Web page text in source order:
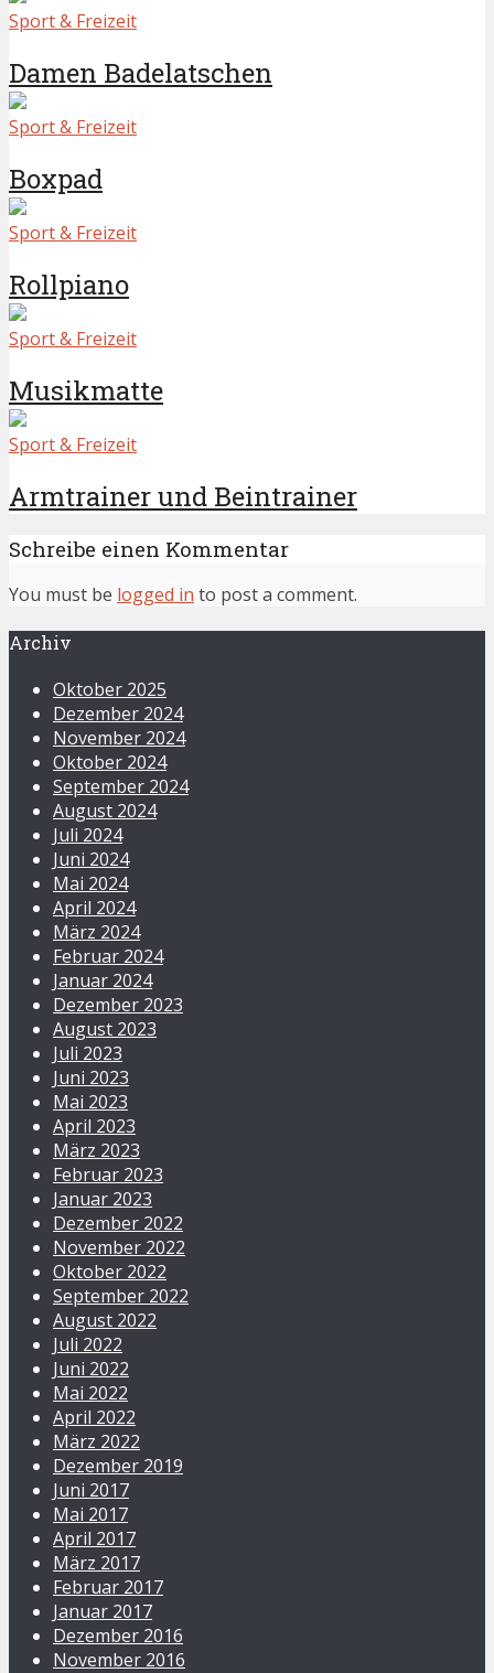
Sport & Freizeit
Damen Badelatschen
Sport & Freizeit
Boxpad
Sport & Freizeit
Rollpiano
Sport & Freizeit
Musikmatte
Sport & Freizeit
Armtrainer und Beintrainer
Schreibe einen Kommentar
You must be logged in to post a comment.
Archiv
Oktober 2025
Dezember 2024
November 2024
Oktober 2024
September 2024
August 2024
Juli 2024
Juni 2024
Mai 2024
April 2024
März 2024
Februar 2024
Januar 2024
Dezember 2023
August 2023
Juli 2023
Juni 2023
Mai 2023
April 2023
März 2023
Februar 2023
Januar 2023
Dezember 2022
November 2022
Oktober 2022
September 2022
August 2022
Juli 2022
Juni 2022
Mai 2022
April 2022
März 2022
Dezember 2019
Juni 2017
Mai 2017
April 2017
März 2017
Februar 2017
Januar 2017
Dezember 2016
November 2016